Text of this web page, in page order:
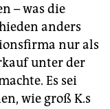
– was die
anders
nur als
unter der
Es sei
wie groß K.s